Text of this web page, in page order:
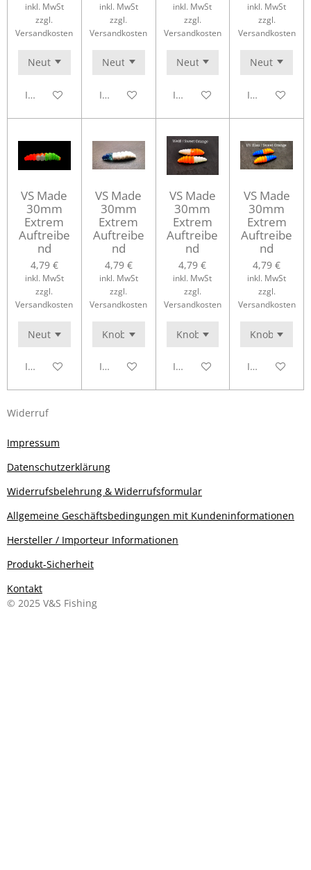
inkl. MwSt
zzgl.
Versandkosten
In den Warenkorb
inkl. MwSt
zzgl.
Versandkosten
In den Warenkorb
inkl. MwSt
zzgl.
Versandkosten
In den Warenkorb
inkl. MwSt
zzgl.
Versandkosten
In den
VS Made
30mm
Extrem
Auftreibe
nd
4,79 €
inkl. MwSt
zzgl.
Versandkosten
In den Warenkorb
VS Made
30mm
Extrem
Auftreibe
nd
4,79 €
inkl. MwSt
zzgl.
Versandkosten
In den Warenkorb
VS Made
30mm
Extrem
Auftreibe
nd
4,79 €
inkl. MwSt
zzgl.
Versandkosten
In den Warenkorb
VS Made
30mm
Extrem
Auftreibe
nd
4,79 €
inkl. MwSt
zzgl.
Versandkosten
In den
Widerruf
Impressum
Datenschutzerklärung
Widerrufsbelehrung & Widerrufsformular
Allgemeine Geschäftsbedingungen mit Kundeninformationen
Hersteller / Importeur Informationen
Produkt-Sicherheit
Kontakt
© 2025 V&S Fishing